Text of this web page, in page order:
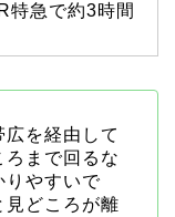
特急で約3時間
を経由して
まで回るな
りやすいで
見どころが離